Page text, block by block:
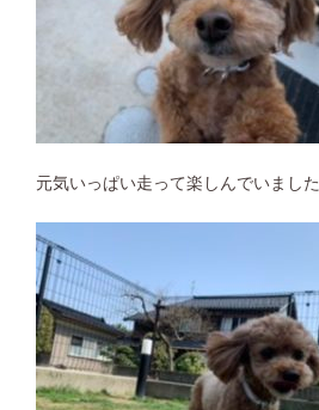
元気いっぱい走って楽しんでいました